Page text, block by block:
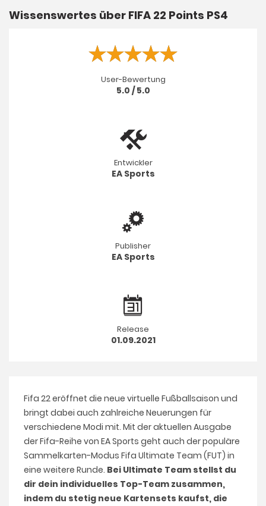
Wissenswertes über FIFA 22 Points PS4
User-Bewertung
5.0 / 5.0
Entwickler
EA Sports
Publisher
EA Sports
Release
01.09.2021
Fifa 22 eröffnet die neue virtuelle Fußballsaison und
bringt dabei auch zahlreiche Neuerungen für
verschiedene Modi mit. Mit der aktuellen Ausgabe
der Fifa-Reihe von EA Sports geht auch der populäre
Sammelkarten-Modus Fifa Ultimate Team (FUT) in
eine weitere Runde. Bei Ultimate Team stellst du
dir dein individuelles Top-Team zusammen,
indem du stetig neue Kartensets kaufst, die